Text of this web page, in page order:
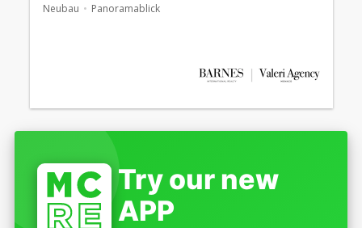
Neubau Panoramablick
Try our new
APP